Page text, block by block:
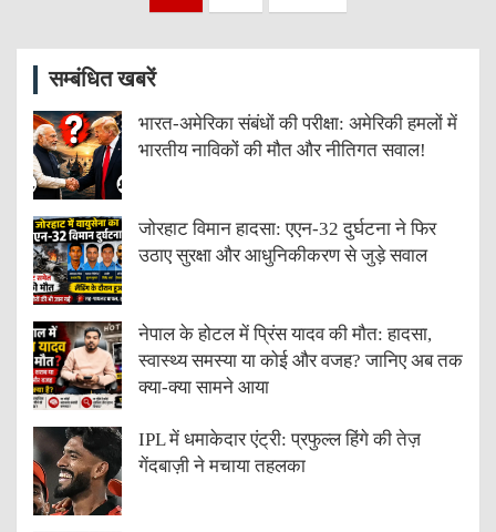
सम्बंधित खबरें
भारत-अमेरिका संबंधों की परीक्षा: अमेरिकी हमलों में
भारतीय नाविकों की मौत और नीतिगत सवाल!
जोरहाट विमान हादसा: एएन-32 दुर्घटना ने फिर
उठाए सुरक्षा और आधुनिकीकरण से जुड़े सवाल
नेपाल के होटल में प्रिंस यादव की मौत: हादसा,
स्वास्थ्य समस्या या कोई और वजह? जानिए अब तक
क्या-क्या सामने आया
IPL में धमाकेदार एंट्री: प्रफुल्ल हिंगे की तेज़
गेंदबाज़ी ने मचाया तहलका